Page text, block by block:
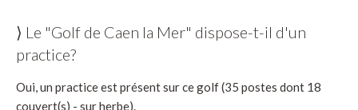
⟩ Le "Golf de Caen la Mer" dispose-t-il d'un
practice?
Oui, un practice est présent sur ce golf (35 postes dont 18
couvert(s) - sur herbe).